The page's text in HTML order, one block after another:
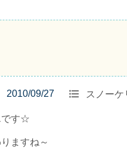
スノーケ
2010/09/27
です☆
ますね～